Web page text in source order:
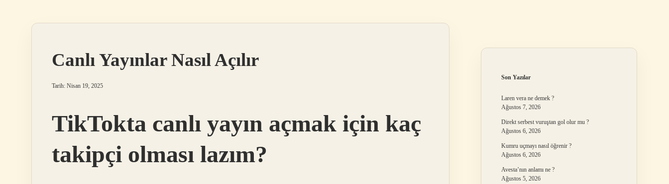
Canlı Yayınlar Nasıl Açılır
Tarih: Nisan 19, 2025
TikTokta canlı yayın açmak için kaç
takipçi olması lazım?
Son Yazılar
Laren vera ne demek ?
Ağustos 7, 2026
Direkt serbest vuruştan gol olur mu ?
Ağustos 6, 2026
Kumru uçmayı nasıl öğrenir ?
Ağustos 6, 2026
Avesta’nın anlamı ne ?
Ağustos 5, 2026